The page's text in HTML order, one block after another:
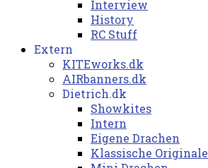
Interview
History
RC Stuff
Extern
KITEworks.dk
AIRbanners.dk
Dietrich.dk
Showkites
Intern
Eigene Drachen
Klassische Originale